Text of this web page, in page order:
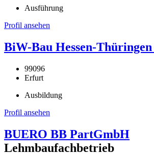
Ausführung
Profil ansehen
BiW-Bau Hessen-Thüringen
99096
Erfurt
Ausbildung
Profil ansehen
BUERO BB PartGmbH
Lehmbaufachbetrieb